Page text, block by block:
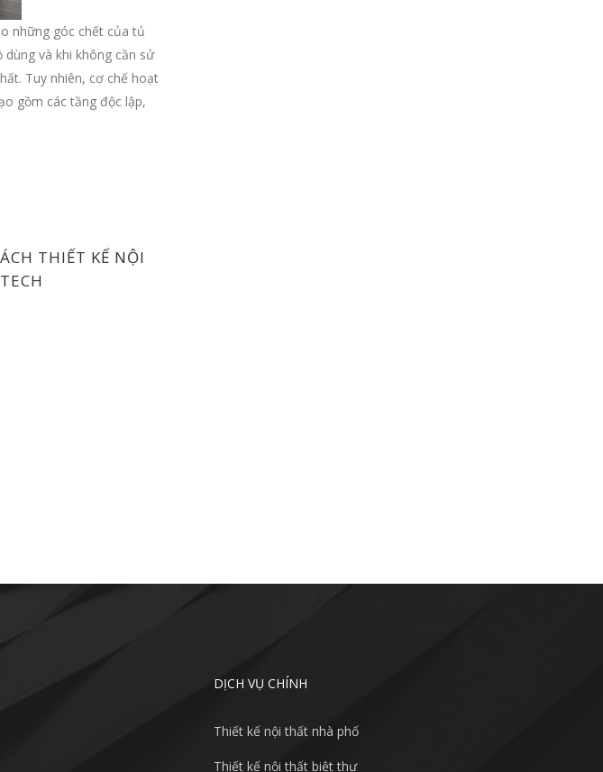
những góc chết của tủ
và khi không cần sử
Tuy nhiên, cơ chế hoạt
gồm các tầng độc lập,
THIẾT KẾ NỘI
DỊCH VỤ CHÍNH
Thiết kế nội thất nhà phố
Thiết kế nội thất biệt thự